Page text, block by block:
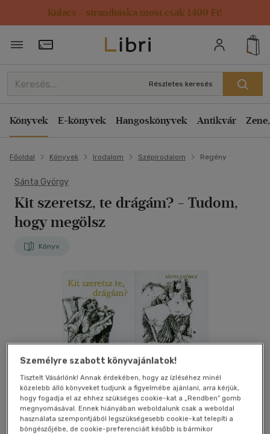
Kulacs / strandtáska most csak 1499 Ft!
Törzsvásárlói Kártya adatai
Részletes keresés
Könyvek E-könyvek Hangoskönyvek Antikvár
Főoldal Könyvek Irodalom Szépirodalom Regény
Sánta György
Kit szeretsz, te drágám? - Tudom,
hogy megölsz
Könyv
Kívánságlistához adom Megosztom
Személyre szabott könyvajánlatok!
Tisztelt Vásárlónk! Annak érdekében, hogy az ízléséhez minél
közelebb álló könyveket tudjunk a figyelmébe ajánlani, arra kérjük,
hogy fogadja el az ehhez szükséges cookie-kat a „Rendben” gomb
megnyomásával. Ennek hiányában weboldalunk csak a weboldal
használata szempontjából legszükségesebb cookie-kat telepíti a
böngészőjébe, de cookie-preferenciáit később is bármikor